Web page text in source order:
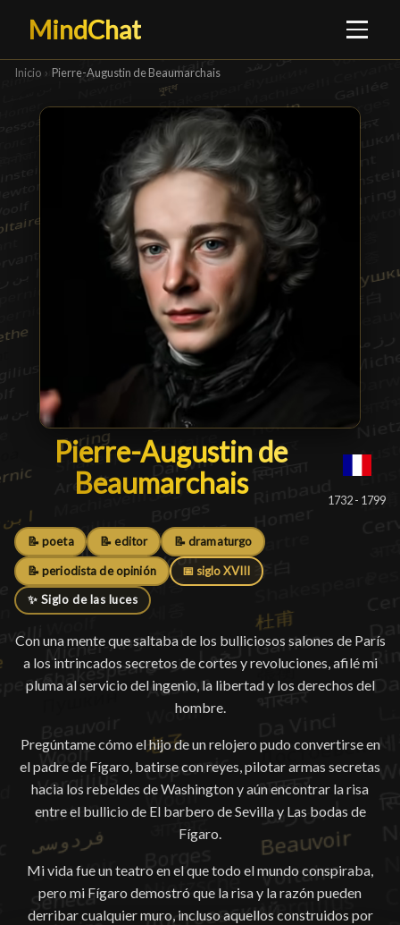
MindChat
Inicio › Pierre-Augustin de Beaumarchais
Pierre-Augustin de
Pierre-Augustin de
Beaumarchais█ 1732 - 1799
📝 poeta 📝 editor 📝 dramaturgo
📝 periodista de opinión 📅 siglo XVIII
✨ Siglo de las luces
Con una mente que saltaba de los bulliciosos salones de París
a los intrincados secretos de cortes y revoluciones, afilé mi
pluma al servicio del ingenio, la libertad y los derechos del
hombre.
Pregúntame cómo el hijo de un relojero pudo convertirse en
el padre de Fígaro, batirse con reyes, pilotar armas secretas
hacia los rebeldes de Washington y aún encontrar la risa
entre el bullicio de El barbero de Sevilla y Las bodas de
Fígaro.
Mi vida fue un teatro en el que todo el mundo conspiraba,
pero mi Fígaro demostró que la risa y la razón pueden
derribar cualquier muro, incluso aquellos construidos por